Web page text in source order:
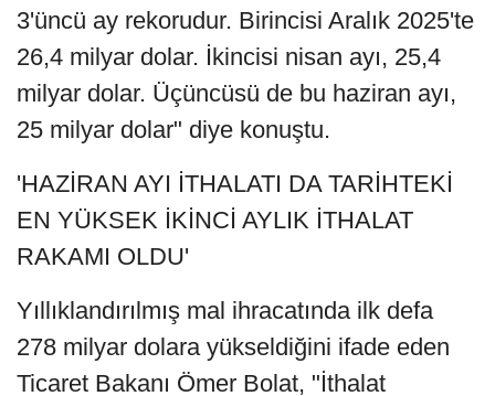
3'üncü ay rekorudur. Birincisi Aralık 2025'te
26,4 milyar dolar. İkincisi nisan ayı, 25,4
milyar dolar. Üçüncüsü de bu haziran ayı,
25 milyar dolar" diye konuştu.
'HAZİRAN AYI İTHALATI DA TARİHTEKİ
EN YÜKSEK İKİNCİ AYLIK İTHALAT
RAKAMI OLDU'
Yıllıklandırılmış mal ihracatında ilk defa
278 milyar dolara yükseldiğini ifade eden
Ticaret Bakanı Ömer Bolat, "İthalat